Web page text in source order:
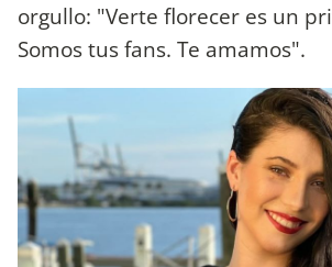
orgullo: "Verte florecer es un
Somos tus fans. Te amamos".